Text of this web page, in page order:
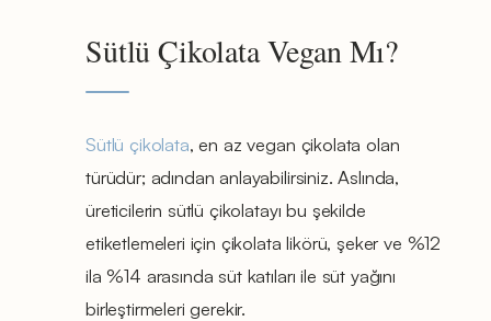
Sütlü Çikolata Vegan Mı?
Sütlü çikolata, en az vegan çikolata olan
türüdür; adından anlayabilirsiniz. Aslında,
üreticilerin sütlü çikolatayı bu şekilde
etiketlemeleri için çikolata likörü, şeker ve %12
ila %14 arasında süt katıları ile süt yağını
birleştirmeleri gerekir.